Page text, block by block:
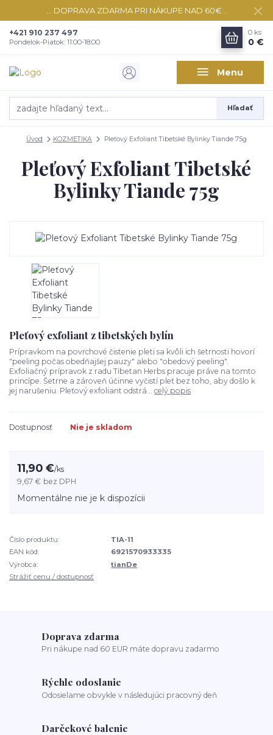
... DOPRAVA ZDARMA PRI NÁKUPE NAD 60€...
Menu
Hľadať
+421 910 237 497
Pondelok-Piatok: 11:00-18:00
0 ks
0 €
Úvod KOZMETIKA Pleťový Exfoliant Tibetské Bylinky Tiande 75g
Pleťový Exfoliant Tibetské
Bylinky Tiande 75g
Pleťový exfoliant z tibetských bylín
Prípravkom na povrchové čistenie pleti sa kvôli ich šetrnosti hovorí
"peeling počas obedňajšej pauzy" alebo "obedový peeling".
Exfoliačný prípravok z radu Tibetan Herbs pracuje práve na tomto
princípe. Šetrne a zároveň účinne vyčistí pleť bez toho, aby došlo k
jej narušeniu. Pleťový exfoliant odstrá... celý popis
Dostupnosť Nie je skladom
11,90 €/ks
9,67 € bez DPH
Momentálne nie je k dispozícii
Číslo produktu:
TIA-11
EAN kód:
6921570933335
Výrobca:
tianDe
Strážiť cenu / dostupnosť
Doprava zdarma
Pri nákupe nad 60 EUR máte dopravu zadarmo
Rýchle odoslanie
Odosielame obvykle v následujúci pracovný deň
Darčekové balenie